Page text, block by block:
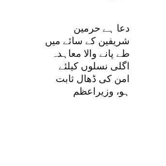
دعا ہے حرمین
شریفین کے سائے میں
طے پانے والا معاہدہ
اگلی نسلوں کیلئے
امن کی ڈھال ثابت
ہو، وزیراعظم